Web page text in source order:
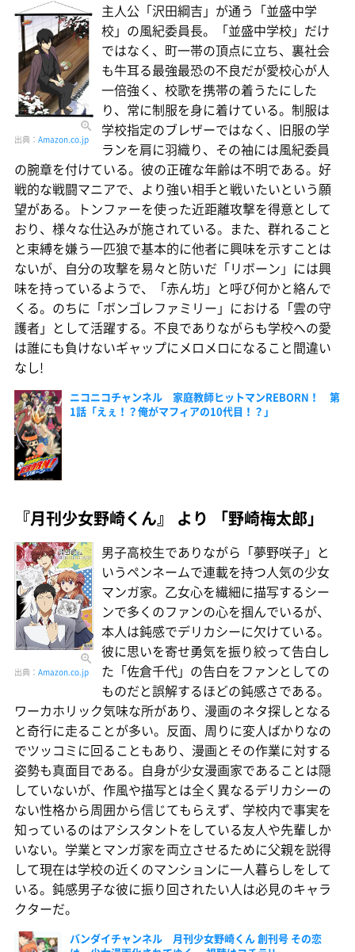
出典： Amazon.co.jp
主人公「沢田綱吉」が通う「並盛中学
校」の風紀委員長。「並盛中学校」だけ
ではなく、町一帯の頂点に立ち、裏社会
も牛耳る最強最恐の不良だが愛校心が人
一倍強く、校歌を携帯の着うたにした
り、常に制服を身に着けている。制服は
学校指定のブレザーではなく、旧服の学
ランを肩に羽織り、その袖には風紀委員
の腕章を付けている。彼の正確な年齢は不明である。好
戦的な戦闘マニアで、より強い相手と戦いたいという願
望がある。トンファーを使った近距離攻撃を得意として
おり、様々な仕込みが施されている。また、群れること
と束縛を嫌う一匹狼で基本的に他者に興味を示すことは
ないが、自分の攻撃を易々と防いだ「リボーン」には興
味を持っているようで、「赤ん坊」と呼び何かと絡んで
くる。のちに「ボンゴレファミリー」における「雲の守
護者」として活躍する。不良でありながらも学校への愛
は誰にも負けないギャップにメロメロになること間違い
なし!
ニコニコチャンネル 家庭教師ヒットマンREBORN！ 第
1話「えぇ！？俺がマフィアの10代目！？」
『月刊少女野崎くん』 より 「野崎梅太郎」
出典： Amazon.co.jp
男子高校生でありながら「夢野咲子」と
いうペンネームで連載を持つ人気の少女
マンガ家。乙女心を繊細に描写するシー
ンで多くのファンの心を掴んでいるが、
本人は鈍感でデリカシーに欠けている。
彼に思いを寄せ勇気を振り絞って告白し
た「佐倉千代」の告白をファンとしての
ものだと誤解するほどの鈍感さである。
ワーカホリック気味な所があり、漫画のネタ探しとなる
と奇行に走ることが多い。反面、周りに変人ばかりなの
でツッコミに回ることもあり、漫画とその作業に対する
姿勢も真面目である。自身が少女漫画家であることは隠
していないが、作風や描写とは全く異なるデリカシーの
ない性格から周囲から信じてもらえず、学校内で事実を
知っているのはアシスタントをしている友人や先輩しか
いない。学業とマンガ家を両立させるために父親を説得
して現在は学校の近くのマンションに一人暮らしをして
いる。鈍感男子な彼に振り回されたい人は必見のキャラ
クターだ。
バンダイチャンネル 月刊少女野崎くん 創刊号 その恋